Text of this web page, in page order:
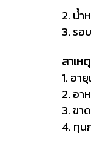
2. น้ำ
3. รอ
สาเห
1. อา
2. อา
3. ขา
4. ทุน